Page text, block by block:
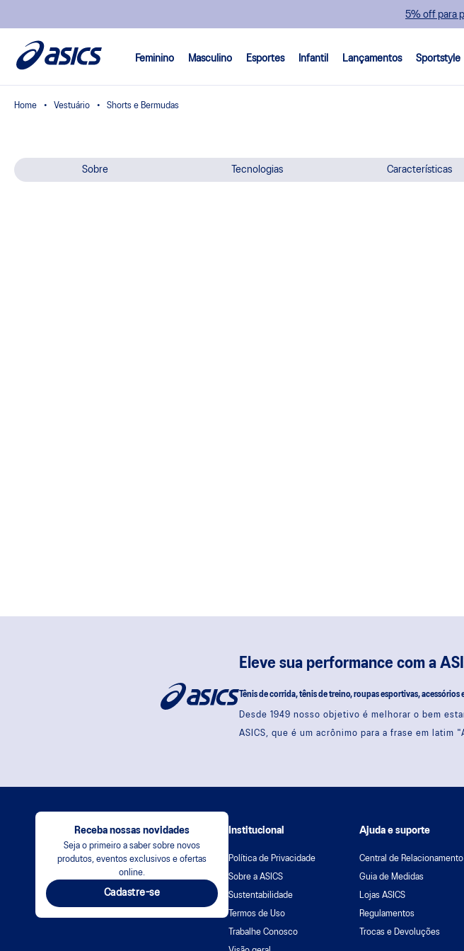
5% off para
Feminino Masculino Esportes Infantil Lançamentos Sportstyle
Vestuário Shorts e Bermudas
Sobre Tecnologias Características
Eleve sua performance com a
Tênis de corrida, tênis de treino, roupas esportivas, acessórios
Desde 1949 nosso objetivo é melhorar o bem
ASICS, que é um acrônimo para a frase em latim
Receba nossas novidades
Seja o primeiro a saber sobre novos
produtos, eventos exclusivos e ofertas
online.
Cadastre-se
Institucional
Política de Privacidade
Sobre a ASICS
Sustentabilidade
Termos de Uso
Trabalhe Conosco
Ajuda e suporte
Central de Relacionamento
Guia de Medidas
Lojas ASICS
Regulamentos
Trocas e Devoluções